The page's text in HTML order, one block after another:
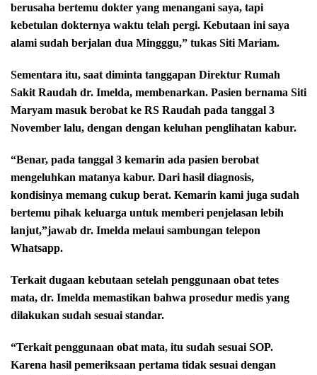
berusaha bertemu dokter yang menangani saya, tapi
kebetulan dokternya waktu telah pergi. Kebutaan ini saya
alami sudah berjalan dua Mingggu,” tukas Siti Mariam.
Sementara itu, saat diminta tanggapan Direktur Rumah
Sakit Raudah dr. Imelda, membenarkan. Pasien bernama Siti
Maryam masuk berobat ke RS Raudah pada tanggal 3
November lalu, dengan dengan keluhan penglihatan kabur.
“Benar, pada tanggal 3 kemarin ada pasien berobat
mengeluhkan matanya kabur. Dari hasil diagnosis,
kondisinya memang cukup berat. Kemarin kami juga sudah
bertemu pihak keluarga untuk memberi penjelasan lebih
lanjut,”jawab dr. Imelda melaui sambungan telepon
Whatsapp.
Terkait dugaan kebutaan setelah penggunaan obat tetes
mata, dr. Imelda memastikan bahwa prosedur medis yang
dilakukan sudah sesuai standar.
“Terkait penggunaan obat mata, itu sudah sesuai SOP.
Karena hasil pemeriksaan pertama tidak sesuai dengan